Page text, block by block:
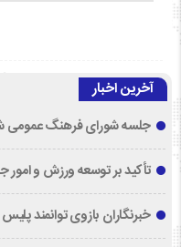
آخرین اخبار
جلسه شورای فرهنگ عمومی
تأکید بر توسعه ورزش و امور
خبرنگاران بازوی توانمند